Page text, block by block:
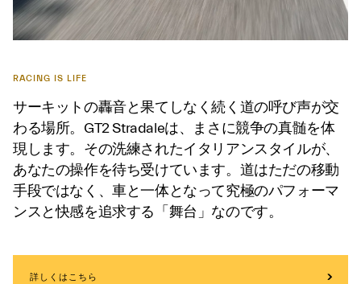
RACING IS LIFE
サーキットの轟音と果てしなく続く道の呼び声が交
わる場所。GT2 Stradaleは、まさに競争の真髄を体
現します。その洗練されたイタリアンスタイルが、
あなたの操作を待ち受けています。道はただの移動
手段ではなく、車と一体となって究極のパフォーマ
ンスと快感を追求する「舞台」なのです。
詳しくはこちら